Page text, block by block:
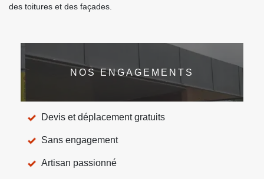
des toitures et des façades.
NOS ENGAGEMENTS
Devis et déplacement gratuits
Sans engagement
Artisan passionné